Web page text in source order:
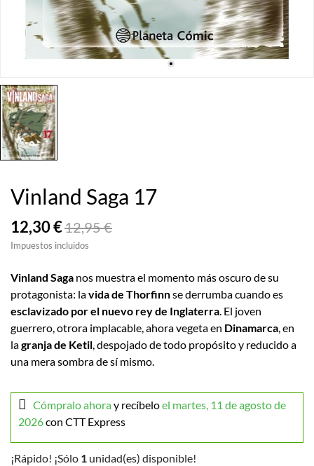
Vinland Saga 17
12,30 €12,95 €
Impuestos incluidos
Vinland Saga nos muestra el momento más oscuro de su
protagonista: lavida de Thorfinnse derrumba cuando es
esclavizado por el nuevo rey de Inglaterra. El joven
guerrero, otrora implacable, ahora vegeta en Dinamarca, en
lagranja de Ketil, despojado de todo propósito y reducido a
una mera sombra de sí mismo.
Cómpralo ahoray recíbeloel martes, 11 de agosto de
2026con CTT Express
¡Rápido! ¡Sólo 1 unidad(es) disponible!